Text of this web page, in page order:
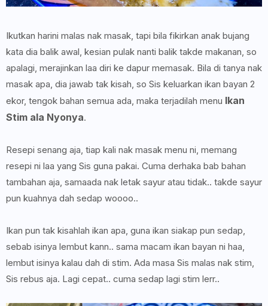
Ikutkan harini malas nak masak, tapi bila fikirkan anak bujang
kata dia balik awal, kesian pulak nanti balik takde makanan, so
apalagi, merajinkan laa diri ke dapur memasak. Bila di tanya nak
masak apa, dia jawab tak kisah, so Sis keluarkan ikan bayan 2
ekor, tengok bahan semua ada, maka terjadilah menu Ikan
Stim ala Nyonya.
Resepi senang aja, tiap kali nak masak menu ni, memang
resepi ni laa yang Sis guna pakai. Cuma derhaka bab bahan
tambahan aja, samaada nak letak sayur atau tidak.. takde sayur
pun kuahnya dah sedap woooo..
Ikan pun tak kisahlah ikan apa, guna ikan siakap pun sedap,
sebab isinya lembut kann.. sama macam ikan bayan ni haa,
lembut isinya kalau dah di stim. Ada masa Sis malas nak stim,
Sis rebus aja. Lagi cepat.. cuma sedap lagi stim lerr..